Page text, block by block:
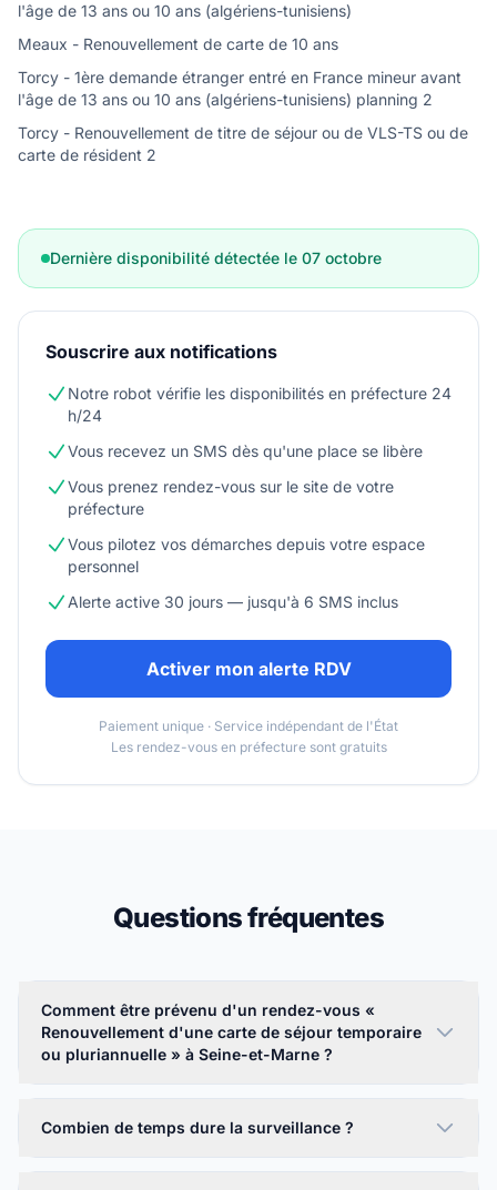
l'âge de 13 ans ou 10 ans (algériens-tunisiens)
Meaux - Renouvellement de carte de 10 ans
Torcy - 1ère demande étranger entré en France mineur avant
l'âge de 13 ans ou 10 ans (algériens-tunisiens) planning 2
Torcy - Renouvellement de titre de séjour ou de VLS-TS ou de
carte de résident 2
Dernière disponibilité détectée le 07 octobre
Souscrire aux notifications
Notre robot vérifie les disponibilités en préfecture 24
h/24
Vous recevez un SMS dès qu'une place se libère
Vous prenez rendez-vous sur le site de votre
préfecture
Vous pilotez vos démarches depuis votre espace
personnel
Alerte active 30 jours — jusqu'à 6 SMS inclus
Activer mon alerte RDV
Paiement unique · Service indépendant de l'État
Les rendez-vous en préfecture sont gratuits
Questions fréquentes
Comment être prévenu d'un rendez-vous «
Renouvellement d'une carte de séjour temporaire
ou pluriannuelle » à Seine-et-Marne ?
Combien de temps dure la surveillance ?